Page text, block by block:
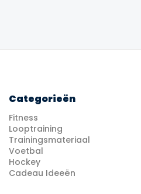
Categorieën
Fitness
Looptraining
Trainingsmateriaal
Voetbal
Hockey
Cadeau Ideeën